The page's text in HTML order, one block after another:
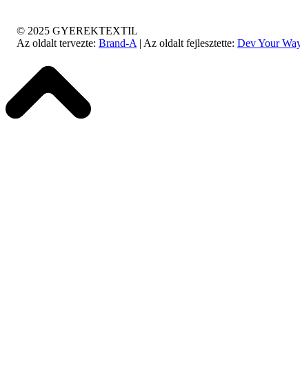
© 2025 GYEREKTEXTIL
Az oldalt tervezte: Brand-A | Az oldalt fejlesztette: Dev Your